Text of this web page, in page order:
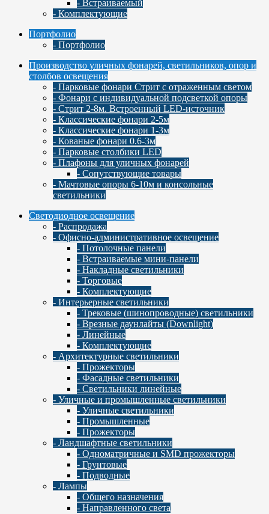
- Встраиваемый
- Комплектующие
Портфолио
- Портфолио
Производство уличных фонарей, светильников, опор и
столбов освещения
- Парковые фонари Стрит с отраженным светом
- Фонари с индивидуальной подсветкой опоры
- Стрит 2-8м. Встроенный LED-источник
- Классические фонари 2-5м
- Классические фонари 1-3м
- Кованые фонари 0.6-3м
- Парковые столбики LED
- Плафоны для уличных фонарей
- Сопутствующие товары
- Мачтовые опоры 6-10м и консольные
светильники
Светодиодное освещение
- Распродажа
- Офисно-административное освещение
- Потолочные панели
- Встраиваемые мини-панели
- Накладные светильники
- Торговые
- Комплектующие
- Интерьерные светильники
- Трековые (шинопроводные) светильники
- Врезные даунлайты (Downlight)
- Линейные
- Комплектующие
- Архитектурные светильники
- Прожекторы
- Фасадные светильники
- Светильники линейные
- Уличные и промышленные светильники
- Уличные светильники
- Промышленные
- Прожекторы
- Ландшафтные светильники
- Одноматричные и SMD прожекторы
- Грунтовые
- Подводные
- Лампы
- Общего назначения
- Направленного света